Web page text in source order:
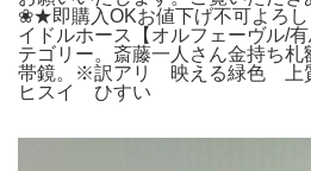
❀★即購入OKお値下げ不可よろ
イドルホース【オルフェーヴル/
テゴリー。斎藤一人さん金持ち
帯鏡。※訳アリ 映える緑色 上
ヒスイ ひすい